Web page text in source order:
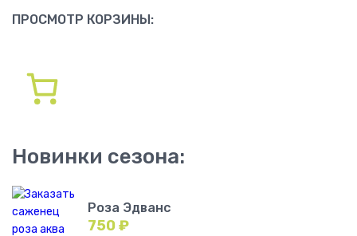
ПРОСМОТР КОРЗИНЫ:
Новинки сезона:
Роза Эдванс
750₽